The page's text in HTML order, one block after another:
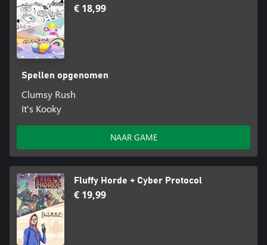
€ 18,99
Spellen opgenomen
Clumsy Rush
It's Kooky
NAAR GAME
Fluffy Horde + Cyber Protocol
€ 19,99